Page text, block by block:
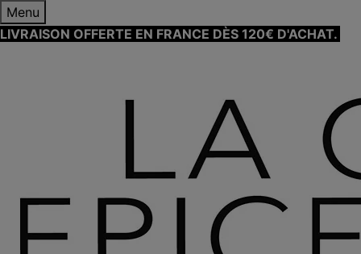
Menu
LIVRAISON OFFERTE EN FRANCE DÈS 120€ D'ACHAT.